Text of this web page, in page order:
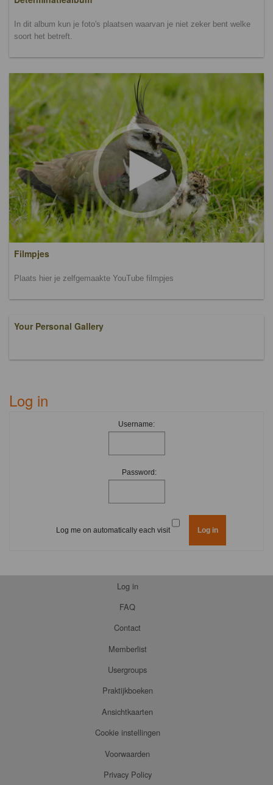
In dit album kun je foto's plaatsen waarvan je niet zeker bent welke
soort het betreft.
Filmpjes
Plaats hier je zelfgemaakte YouTube filmpjes
Your Personal Gallery
Log in
Username:
Password:
Log me on automatically each visit
Log in
FAQ
Contact
Memberlist
Usergroups
Praktijkboeken
Ansichtkaarten
Cookie instellingen
Voorwaarden
Privacy Policy